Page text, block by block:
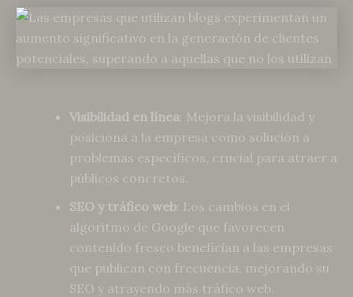
Visibilidad en línea: Mejora la visibilidad y
posiciona a la empresa como solución a
problemas específicos, crucial para atraer a
públicos concretos.
SEO y tráfico web: Los cambios en el
algoritmo de Google que favorecen
contenido fresco benefician a las empresas
que publican con frecuencia, mejorando su
SEO y atrayendo más tráfico web.